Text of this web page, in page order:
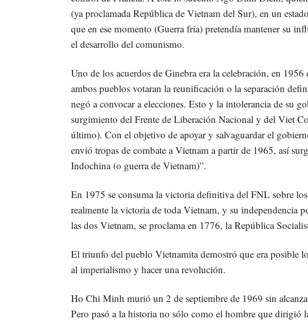
(ya proclamada República de Vietnam del Sur), en un
que en ese momento (Guerra fría) pretendía mantener su
el desarrollo del comunismo.
Uno de los acuerdos de Ginebra era la celebración, en
ambos pueblos votaran la reunificación o la separación
negó a convocar a elecciones. Esto y la intolerancia de su
surgimiento del Frente de Liberación Nacional y del Viet
último). Con el objetivo de apoyar y salvaguardar el
envió tropas de combate a Vietnam a partir de 1965, así
Indochina (o guerra de Vietnam)”.
En 1975 se consuma la victoria definitiva del FNL sobre
realmente la victoria de toda Vietnam, y su independencia
las dos Vietnam, se proclama en 1776, la República
El triunfo del pueblo Vietnamita demostró que era posible
al imperialismo y hacer una revolución.
Ho Chi Minh murió un 2 de septiembre de 1969 sin
Pero pasó a la historia no sólo como el hombre que dirigió